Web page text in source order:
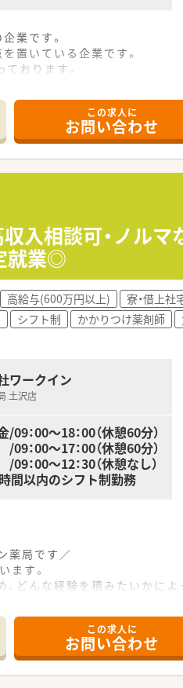
業です。
置いている企業です。
おります。
この求人に
お問い合わせ
相談可・ノルマ
就業◎
高給与(600万円以上) 寮・借上社
シフト制 かかりつけ薬剤師
ワークイン
土沢店
/09：00～18：00（休憩60分）
00～17：00（休憩60分）
00～12：30（休憩なし）
間以内のシフト制勤務
薬局です／
ます。
どんな経験を積みたいかによ
イフプランなどを踏まえて希
んのこと、社員が長く、そし
この求人に
お問い合わせ